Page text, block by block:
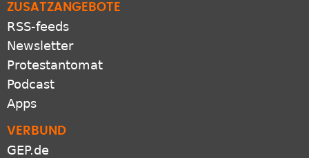
ZUSATZANGEBOTE
RSS-feeds
Newsletter
Protestantomat
Podcast
Apps
VERBUND
GEP.de